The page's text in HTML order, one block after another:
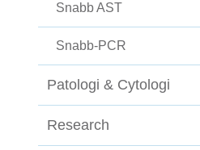
Snabb AST
Snabb-PCR
Patologi & Cytologi
Research